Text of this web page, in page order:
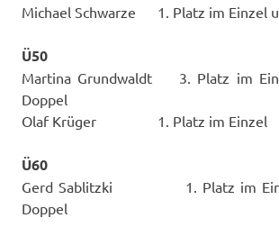
Michael Schwarze 1. Platz im Einzel
Ü50
Martina Grundwaldt 3. Platz im
Doppel
Olaf Krüger 1. Platz im Einzel
Ü60
Gerd Sablitzki 1. Platz im
Doppel